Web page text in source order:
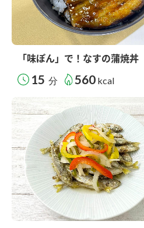
「味ぽん」で！なすの蒲焼丼
15 分 560 kcal